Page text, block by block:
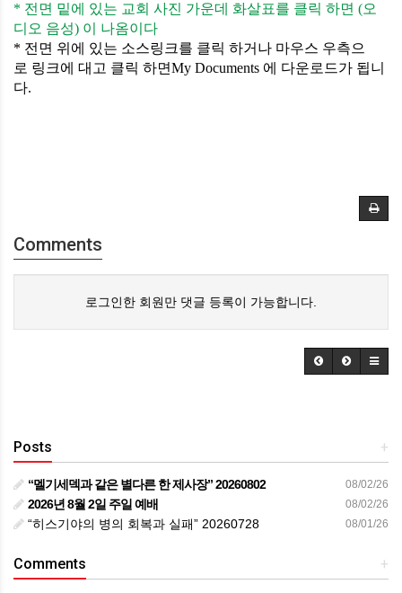
* 전면 밑에 있는 교회 사진 가운데 화살표를 클릭 하면 (오
디오 음성) 이
나옴이다
* 전면 위에 있는 소스링크를 클릭 하거나 마우스 우측으
로 링크에 대고 클릭 하면My Documents 에 다운로드가 됩니
다.
Comments
로그인한 회원만 댓글 등록이 가능합니다.
+
Posts
08/02/26
“멜기세덱과 같은 별다른 한 제사장” 20260802
08/02/26
2026년 8월 2일 주일 예배
08/01/26
“히스기야의 병의 회복과 실패” 20260728
+
Comments